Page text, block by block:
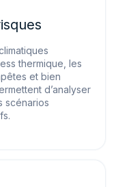
thermique, les
et bien
d’analyser
scénarios